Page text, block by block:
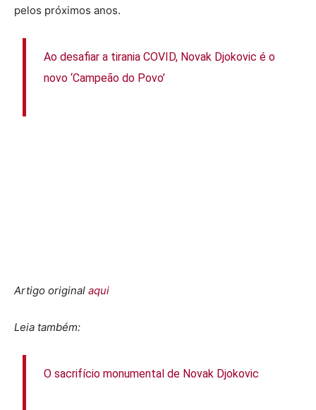
pelos próximos anos.
Ao desafiar a tirania COVID, Novak Djokovic é o
novo ‘Campeão do Povo’
Artigo original aqui
Leia também:
O sacrifício monumental de Novak Djokovic